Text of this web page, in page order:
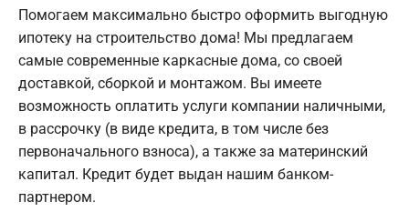
Помогаем максимально быстро оформить выгодную
ипотеку на строительство дома! Мы предлагаем
самые современные каркасные дома, со своей
доставкой, сборкой и монтажом. Вы имеете
возможность оплатить услуги компании наличными,
в рассрочку (в виде кредита, в том числе без
первоначального взноса), а также за материнский
капитал. Кредит будет выдан нашим банком-
партнером.